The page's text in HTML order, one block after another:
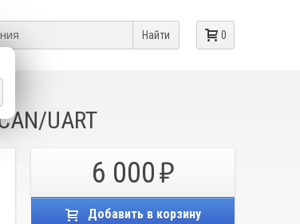
Найти 0
UART
6 000
Добавить в корзину